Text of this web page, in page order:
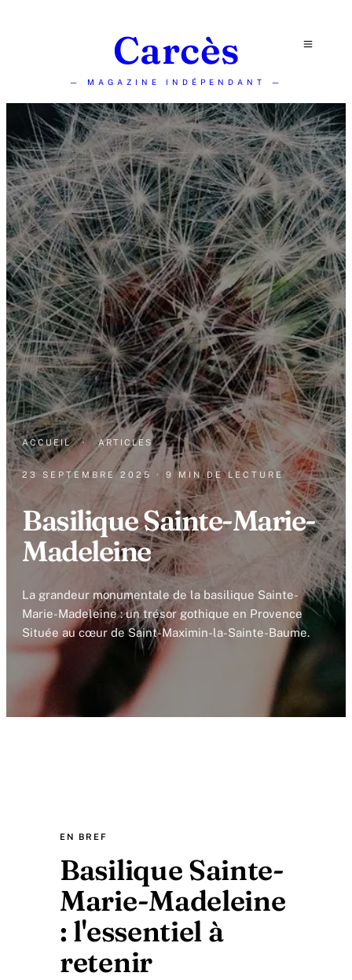
Carcès
— MAGAZINE INDÉPENDANT —
ACCUEIL · ARTICLES
23 SEPTEMBRE 2025 · 9 MIN DE LECTURE
Basilique Sainte-Marie-
Madeleine
La grandeur monumentale de la basilique Sainte-
Marie-Madeleine : un trésor gothique en Provence
Située au cœur de Saint-Maximin-la-Sainte-Baume.
EN BREF
Basilique Sainte-
Marie-Madeleine
: l'essentiel à
retenir